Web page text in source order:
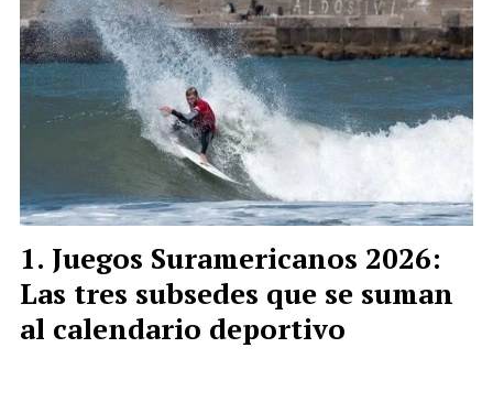
Juegos Suramericanos 2026:
Las tres subsedes que se suman
al calendario deportivo